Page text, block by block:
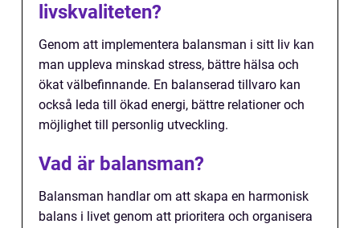
livskvaliteten?
Genom att implementera balansman i sitt liv kan
man uppleva minskad stress, bättre hälsa och
ökat välbefinnande. En balanserad tillvaro kan
också leda till ökad energi, bättre relationer och
möjlighet till personlig utveckling.
Vad är balansman?
Balansman handlar om att skapa en harmonisk
balans i livet genom att prioritera och organisera